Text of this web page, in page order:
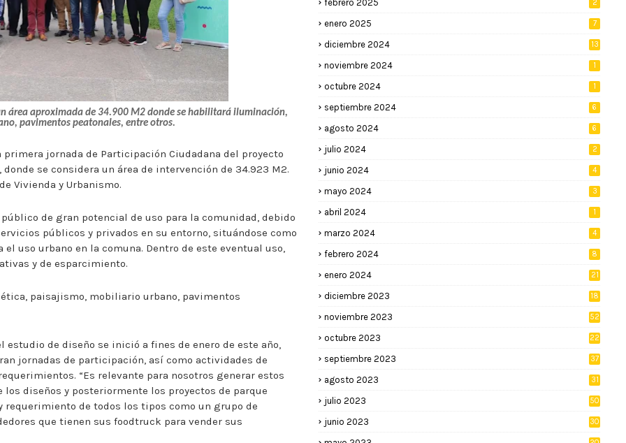
área aproximada de 34.900 M2 donde se habilitará iluminación,
pavimentos peatonales, entre otros.
jornada de Participación Ciudadana del proyecto
se considera un área de intervención de 34.923 M2.
Vivienda y Urbanismo.
de gran potencial de uso para la comunidad, debido
públicos y privados en su entorno, situándose como
uso urbano en la comuna. Dentro de este eventual uso,
y de esparcimiento.
paisajismo, mobiliario urbano, pavimentos
estudio de diseño se inició a fines de enero de este año,
jornadas de participación, así como actividades de
“Es relevante para nosotros generar estos
diseños y posteriormente los proyectos de parque
requerimiento de todos los tipos como un grupo de
que tienen sus foodtruck para vender sus
febrero 2025 2
enero 2025 7
diciembre 2024 13
noviembre 2024 1
octubre 2024 1
septiembre 2024 6
agosto 2024 6
julio 2024 2
junio 2024 4
mayo 2024 3
abril 2024 1
marzo 2024 4
febrero 2024 8
enero 2024 21
diciembre 2023 18
noviembre 2023 52
octubre 2023 22
septiembre 2023 37
agosto 2023 31
julio 2023 50
junio 2023 30